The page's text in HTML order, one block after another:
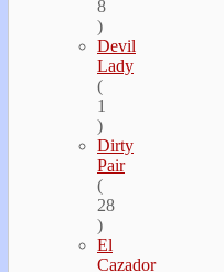
8
)
Devil
Lady
(
1
)
Dirty
Pair
(
28
)
El
Cazador